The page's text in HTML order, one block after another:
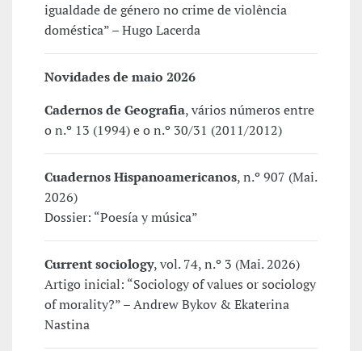
igualdade de género no crime de violência
doméstica” – Hugo Lacerda
Novidades de maio 2026
Cadernos de Geografia, vários números entre
o n.º 13 (1994) e o n.º 30/31 (2011/2012)
Cuadernos Hispanoamericanos, n.º 907 (Mai.
2026)
Dossier: “Poesía y música”
Current sociology, vol. 74, n.º 3 (Mai. 2026)
Artigo inicial: “Sociology of values or sociology
of morality?” – Andrew Bykov & Ekaterina
Nastina